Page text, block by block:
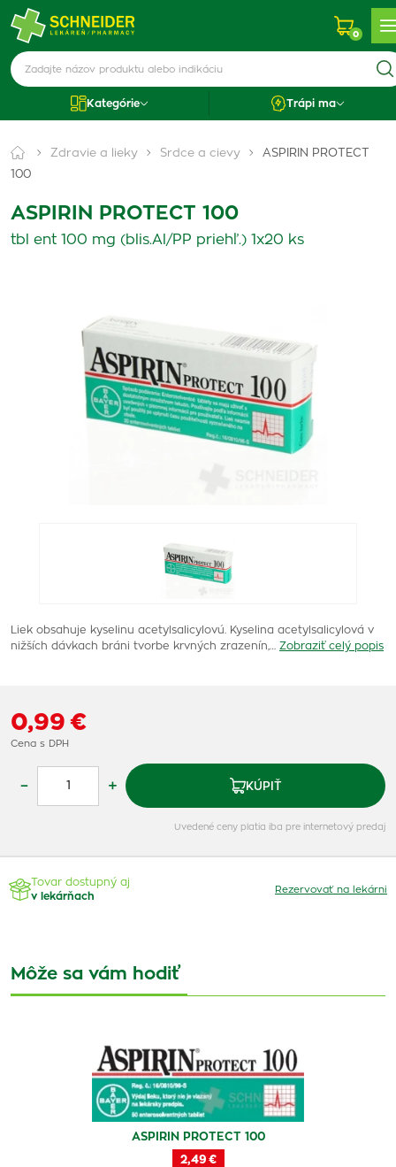
0
Kategórie Trápi ma
Zdravie a lieky Srdce a cievy
ASPIRIN PROTECT
100
ASPIRIN PROTECT 100
tbl ent 100 mg (blis.Al/PP priehľ.) 1x20 ks
Liek obsahuje kyselinu acetylsalicylovú. Kyselina acetylsalicylová v
nižších dávkach bráni tvorbe krvných zrazenín,…
Zobraziť celý popis
0,99 €
Cena s DPH
– + KÚPIŤ
Uvedené ceny platia iba pre internetový predaj
Tovar dostupný aj
v lekárňach
Rezervovať na lekárni
Môže sa vám hodiť
ASPIRIN PROTECT 100
2,49 €